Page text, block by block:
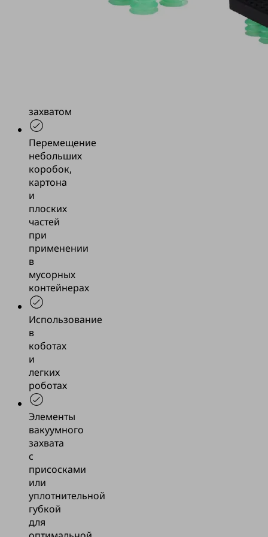
захватом
Перемещение
небольших
коробок,
картона
и
плоских
частей
при
применении
в
мусорных
контейнерах
Использование
в
коботах
и
легких
роботах
Элементы
вакуумного
захвата
с
присосками
или
уплотнительной
губкой
для